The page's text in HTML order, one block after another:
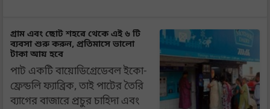
গ্রাম এবং ছোট শহরে থেকে এই ৬ টি
ব্যবসা শুরু করুন, প্রতিমাসে ভালো
টাকা আয় হবে
পাট একটি বায়োডিগ্রেডেবল ইকো-
ফ্রেন্ডলি ফ্যাব্রিক, তাই পাটের তৈরি
ব্যাগের বাজারে প্রচুর চাহিদা এবং